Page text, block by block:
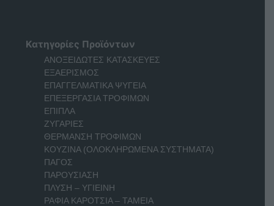
Κατηγορίες Προϊόντων
ΑΝΟΞΕΙΔΩΤΕΣ ΚΑΤΑΣΚΕΥΕΣ
ΕΞΑΕΡΙΣΜΟΣ
ΕΠΑΓΓΕΛΜΑΤΙΚΑ ΨΥΓΕΙΑ
ΕΠΕΞΕΡΓΑΣΙΑ ΤΡΟΦΙΜΩΝ
ΕΠΙΠΛΑ
ΖΥΓΑΡΙΕΣ
ΘΕΡΜΑΝΣΗ ΤΡΟΦΙΜΩΝ
ΚΟΥΖΙΝΑ (ΟΛΟΚΛΗΡΩΜΕΝΑ ΣΥΣΤΗΜΑΤΑ)
ΠΑΓΟΣ
ΠΑΡΟΥΣΙΑΣΗ
ΠΛΥΣΗ – ΥΓΙΕΙΝΗ
ΡΑΦΙΑ ΚΑΡΟΤΣΙΑ – ΤΑΜΕΙΑ